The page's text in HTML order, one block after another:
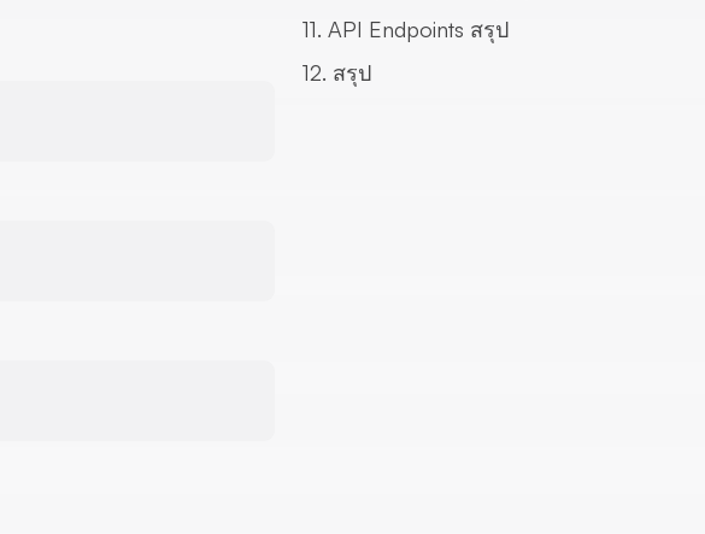
11. API Endpoints สรุป
12. สรุป